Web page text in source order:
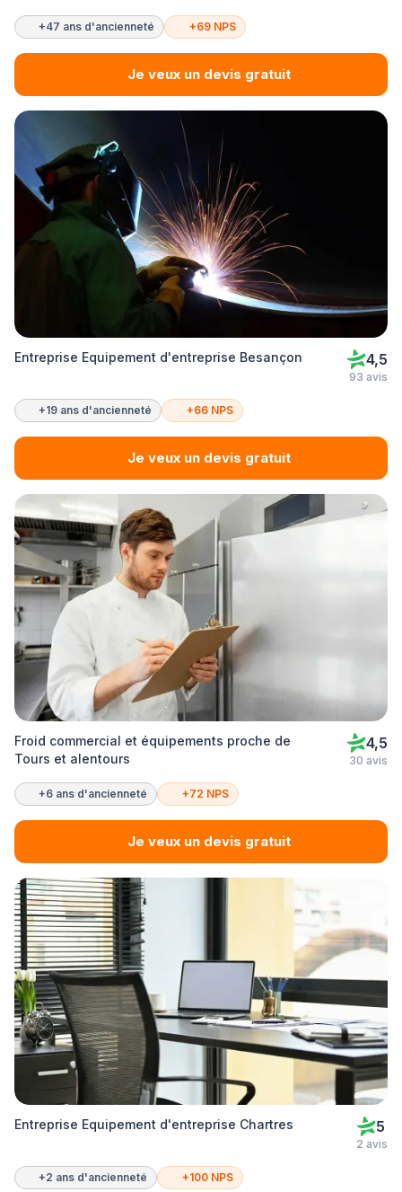
+47 ans d'ancienneté +69 NPS
Je veux un devis gratuit
Entreprise Equipement d'entreprise Besançon 4,5
93 avis
+19 ans d'ancienneté +66 NPS
Je veux un devis gratuit
Froid commercial et équipements proche de
Tours et alentours
4,5
30 avis
+6 ans d'ancienneté +72 NPS
Je veux un devis gratuit
Entreprise Equipement d'entreprise Chartres 5
2 avis
+2 ans d'ancienneté +100 NPS